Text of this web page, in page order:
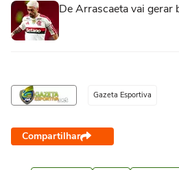
De Arrascaeta vai gerar
Gazeta Esportiva
Compartilhar